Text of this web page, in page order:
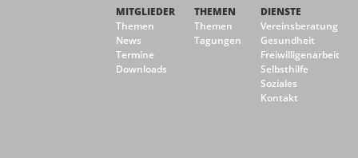
MITGLIEDER
Themen
News
Termine
Downloads
THEMEN
Themen
Tagungen
DIENSTE
Vereinsberatung
Gesundheit
Freiwilligenarbeit
Selbsthilfe
Soziales
Kontakt